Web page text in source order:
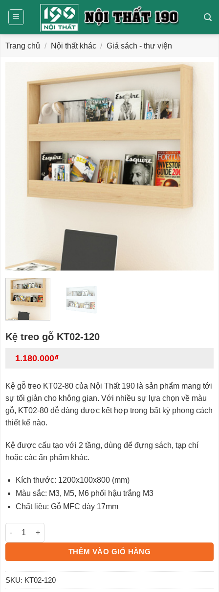
dung
Trang chủ / Nội thất khác / Giá sách - thư viện
Kệ treo gỗ KT02-120
1.180.000₫
Kệ gỗ treo KT02-80 của Nội Thất 190 là sản phẩm mang tới
sự tối giản cho không gian. Với nhiều sự lựa chọn về màu
gỗ, KT02-80 dễ dàng được kết hợp trong bất kỳ phong cách
thiết kế nào.
Kệ được cấu tạo với 2 tầng, dùng để đựng sách, tạp chí
hoặc các ấn phẩm khác.
Kích thước: 1200x100x800 (mm)
Màu sắc: M3, M5, M6 phối hậu trắng M3
Chất liệu: Gỗ MFC dày 17mm
Kệ treo gỗ KT02-120 số lượng
THÊM VÀO GIỎ HÀNG
SKU: KT02-120